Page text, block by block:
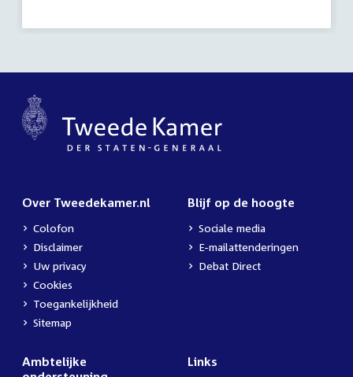
Over Tweedekamer.nl
Colofon
Disclaimer
Uw privacy
Cookies
Toegankelijkheid
Sitemap
Blijf op de hoogte
Sociale media
E-mailattenderingen
Debat Direct
Ambtelijke
Links